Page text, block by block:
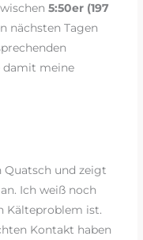
5:50er (197
nächsten Tagen
damit meine
und zeigt
Ich weiß noch
Kälteproblem ist.
Kontakt haben